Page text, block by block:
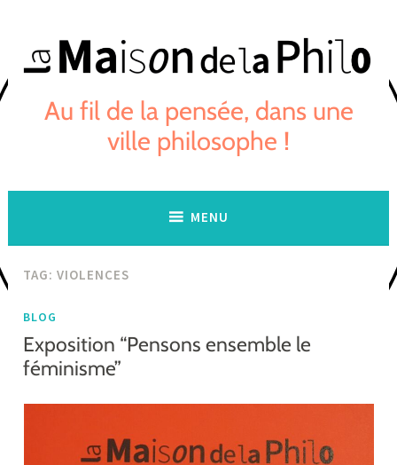
content
Au fil de la pensée, dans une
ville philosophe !
MENU
TAG:VIOLENCES
BLOG
Exposition “Pensons ensemble le
féminisme”